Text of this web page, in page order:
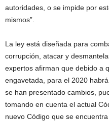
autoridades, o se impide por
mismos”.
La ley está diseñada para
corrupción, atacar y
expertos afirman que debido a
engavetada, para el 2020
se han presentado cambios,
tomando en cuenta el actual
nuevo Código que se